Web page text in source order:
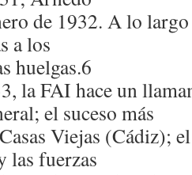
de 1932. A lo
a los
huelgas.6
la FAI hace un
el suceso más
Viejas (Cádiz);
las fuerzas